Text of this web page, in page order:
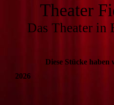
Theater
Das Theater in
Diese Stücke haben
2026